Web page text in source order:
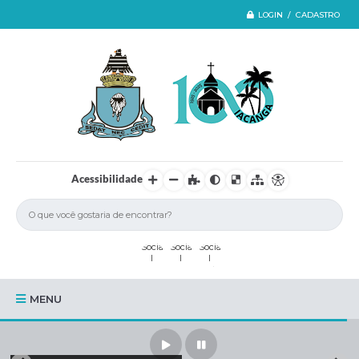
LOGIN / CADASTRO
Acessibilidade
MENU